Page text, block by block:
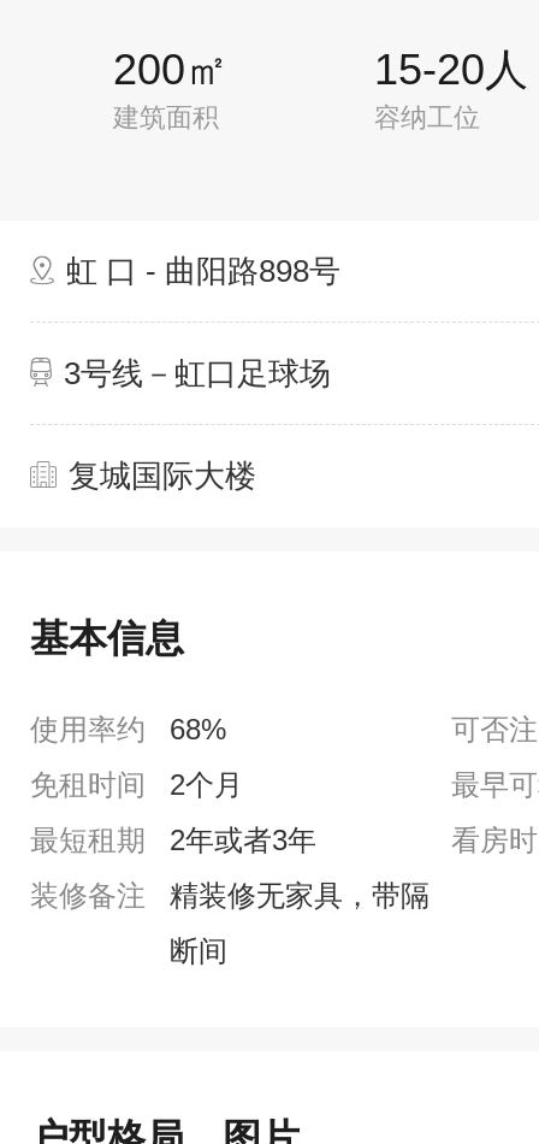
200㎡
建筑面积
15-20人
容纳工位
虹 口 - 曲阳路898号
3号线－虹口足球场
复城国际大楼
基本信息
使用率约 68%
可否
免租时间
2个月
最早
最短租期
2年或者3年
看房
装修备注
精装修无家具，带隔
断间